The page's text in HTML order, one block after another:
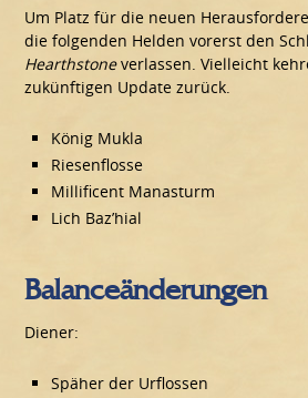
Um Platz für die neuen
die folgenden Helden vorerst den
Hearthstoneverlassen. Vielleicht
zukünftigen Update zurück.
König Mukla
Riesenflosse
Millificent Manasturm
Lich Baz’hial
Balanceänderungen
Diener:
Späher der Urflossen